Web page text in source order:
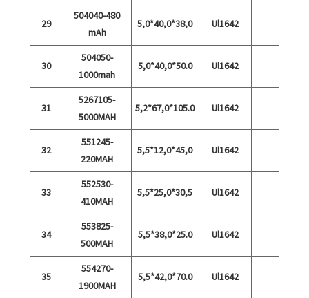
29
504040-480
mAh
5,0*40,0*38,0 Ul1642
30
504050-
1000mah
5,0*40,0*50.0 Ul1642
31
5267105-
5000MAH
5,2*67,0*105.0 Ul1642
32
551245-
220MAH
5,5*12,0*45,0 Ul1642
33
552530-
410MAH
5,5*25,0*30,5 Ul1642
34
553825-
500MAH
5,5*38,0*25.0 Ul1642
35
554270-
1900MAH
5,5*42,0*70.0 Ul1642